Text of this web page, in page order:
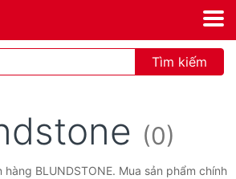
Tìm kiếm
(0)
BLUNDSTONE. Mua sản phẩm chính